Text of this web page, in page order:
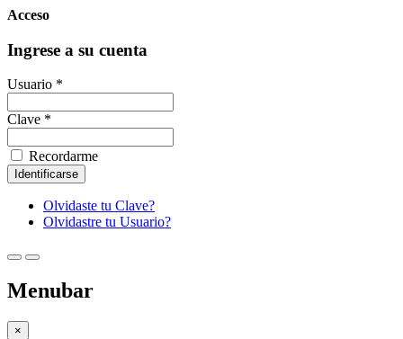
Acceso
Ingrese a su cuenta
Usuario *
Clave *
Recordarme
Olvidaste tu Clave?
Olvidastre tu Usuario?
Menubar
×